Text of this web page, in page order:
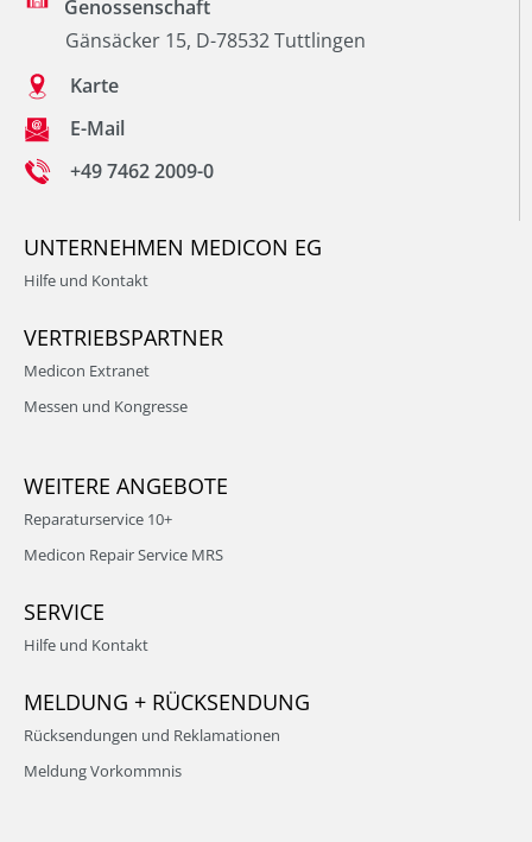
Genossenschaft
Gänsäcker 15, D-78532 Tuttlingen
Karte
E-Mail
+49 7462 2009-0
UNTERNEHMEN MEDICON EG
Hilfe und Kontakt
VERTRIEBSPARTNER
Medicon Extranet
Messen und Kongresse
WEITERE ANGEBOTE
Reparaturservice 10+
Medicon Repair Service MRS
SERVICE
Hilfe und Kontakt
MELDUNG + RÜCKSENDUNG
Rücksendungen und Reklamationen
Meldung Vorkommnis